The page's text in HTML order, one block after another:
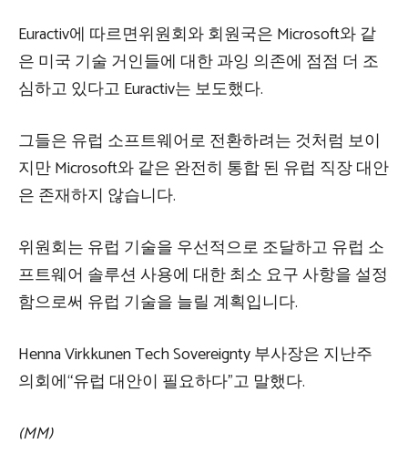
Euractiv에 따르면위원회와 회원국은 Microsoft와 같
은 미국 기술 거인들에 대한 과잉 의존에 점점 더 조
심하고 있다고 Euractiv는 보도했다.
그들은 유럽 소프트웨어로 전환하려는 것처럼 보이
지만 Microsoft와 같은 완전히 통합 된 유럽 직장 대안
은 존재하지 않습니다.
위원회는 유럽 기술을 우선적으로 조달하고 유럽 소
프트웨어 솔루션 사용에 대한 최소 요구 사항을 설정
함으로써 유럽 기술을 늘릴 계획입니다.
Henna Virkkunen Tech Sovereignty 부사장은 지난주
의회에“유럽 대안이 필요하다”고 말했다.
(MM)